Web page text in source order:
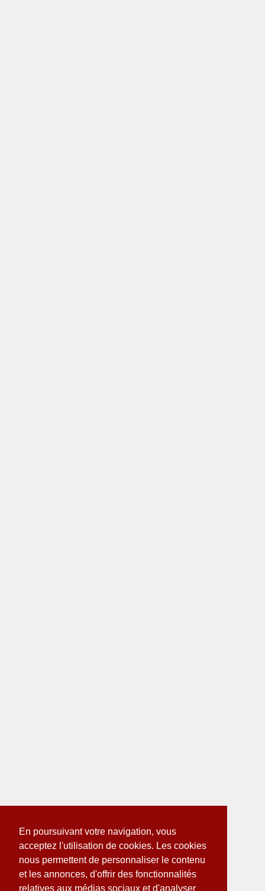
En poursuivant votre navigation, vous
acceptez l'utilisation de cookies. Les cookies
nous permettent de personnaliser le contenu
et les annonces, d'offrir des fonctionnalités
relatives aux médias sociaux et d'analyser